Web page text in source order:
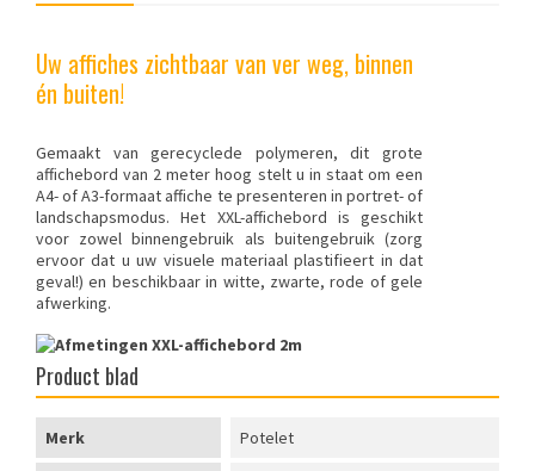
Uw affiches zichtbaar van ver weg, binnen
én buiten!
Gemaakt van gerecyclede polymeren, dit grote
affichebord van 2 meter hoog stelt u in staat om een
A4- of A3-formaat affiche te presenteren in portret- of
landschapsmodus. Het XXL-affichebord is geschikt
voor zowel binnengebruik als buitengebruik (zorg
ervoor dat u uw visuele materiaal plastifieert in dat
geval!) en beschikbaar in witte, zwarte, rode of gele
afwerking.
Product blad
Merk Potelet